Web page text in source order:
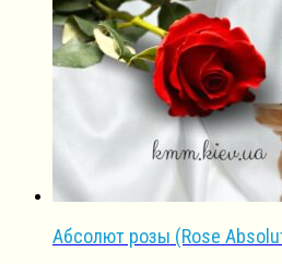
Абсолют розы (Rose